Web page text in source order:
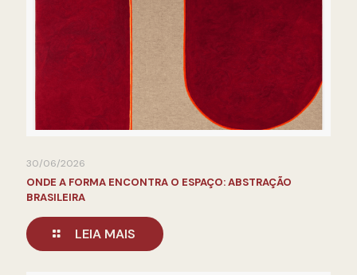
30/06/2026
ONDE A FORMA ENCONTRA O ESPAÇO: ABSTRAÇÃO
BRASILEIRA
LEIA MAIS